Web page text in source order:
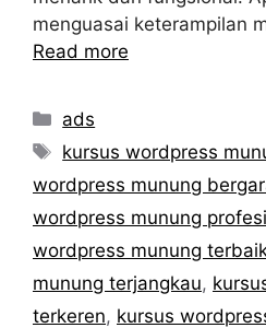
menguasai keterampilan
Read more
Categories
ads
Tags
kursus wordpress
wordpress munung
wordpress munung
wordpress munung
munung terjangkau,
terkeren, kursus